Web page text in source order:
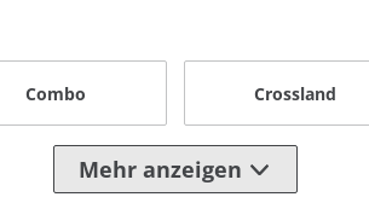
Combo Crossland
Mehr anzeigen